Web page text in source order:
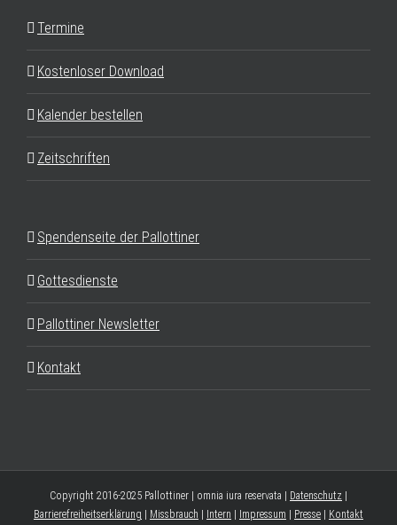
Termine
Kostenloser Download
Kalender bestellen
Zeitschriften
Spendenseite der Pallottiner
Gottesdienste
Pallottiner Newsletter
Kontakt
Copyright 2016-2025 Pallottiner | omnia iura reservata | Datenschutz
Barrierefreiheitserklärung
Missbrauch Intern Impressum Presse Kontakt